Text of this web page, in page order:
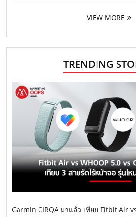
VIEW MORE
TRENDING
Garmin CIRQA มาแล้ว เทียบ Fitbit Air